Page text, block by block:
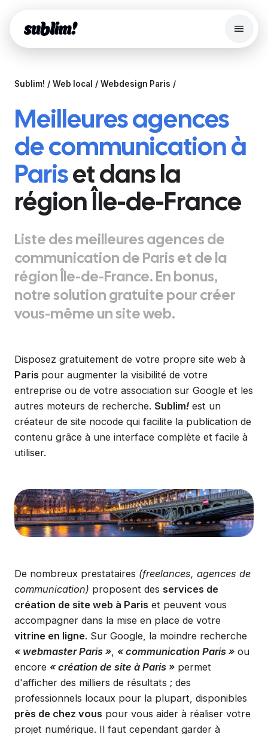
Menu
Site web
Boutique en ligne
Server Edition
Outils Gratuits
Blog
Sublim! Web local Webdesign Paris
Meilleures agences
de communication à
Pariset dans la
région Île-de-France
Liste des meilleures agences de
communication de Paris et de la
région Île-de-France. En bonus,
notre solution gratuite pour créer
vous-même un site web.
Disposez gratuitement de votre propre site web à
Paris pour augmenter la visibilité de votre
entreprise ou de votre association sur Google et les
autres moteurs de recherche. Sublim! est un
créateur de site nocode qui facilite la publication de
contenu grâce à une interface complète et facile à
utiliser.
De nombreux prestataires (freelances, agences de
communication) proposent des services de
création de site web à Paris et peuvent vous
accompagner dans la mise en place de votre
vitrine en ligne. Sur Google, la moindre recherche
« webmaster Paris », « communication Paris » ou
encore « création de site à Paris » permet
d'afficher des milliers de résultats ; des
professionnels locaux pour la plupart, disponibles
près de chez vous pour vous aider à réaliser votre
projet numérique. Il faut cependant garder à